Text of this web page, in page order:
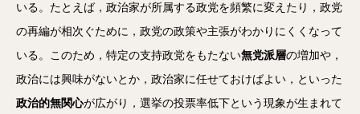
いる。たとえば，政治家が所属する政党を頻繁に変えたり，政党
の再編が相次ぐために，政党の政策や主張がわかりにくくなって
いる。このため，特定の支持政党をもたない無党派層の増加や，
政治には興味がないとか，政治家に任せておけばよい，といった
政治的無関心が広がり，選挙の投票率低下という現象が生まれて